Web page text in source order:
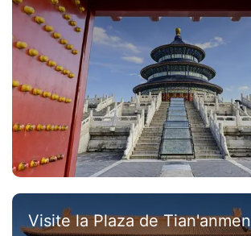
Visite la Plaza de Tian'anmen